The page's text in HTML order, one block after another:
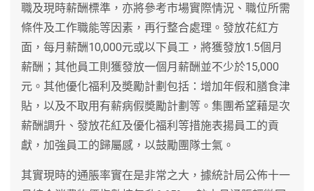
職及現時薪酬標準，亦將參考市場實際情況、職位所需
條件及工作職能等因素，再行整合處理。發放花紅方
面，每月薪酬10,000元或以下員工，將獲發放1.5個月
薪酬；其他員工則獲發放一個月薪酬並不少於15,000
元。其他優化福利及奬勵計劃包括：增加年假和膳食津
貼，以及不取用有薪病假奬勵計劃等。集團希望藉是次
薪酬調升、發放花紅及優化福利等措施表揚員工的貢
獻，加強員工的歸屬感，以鼓勵團隊士氣。
其實現時的通脹率實在是非常之大，據統計局公佈十一